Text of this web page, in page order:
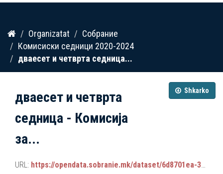
Kalo
përmbajtja
Organizatat
Собрание
Комисиски седници 2020-2024
дваесет и четврта седница...
Shkarko
дваесет и четврта
седница - Комисија
за...
URL: https://opendata.sobranie.mk/dataset/6d8701ea-3a42-465d-8f88-639bc6dc1a8e/resource/7d41ea48-884c-4aa7-8538-3556da3359e4/download/komisiski_sednici.json